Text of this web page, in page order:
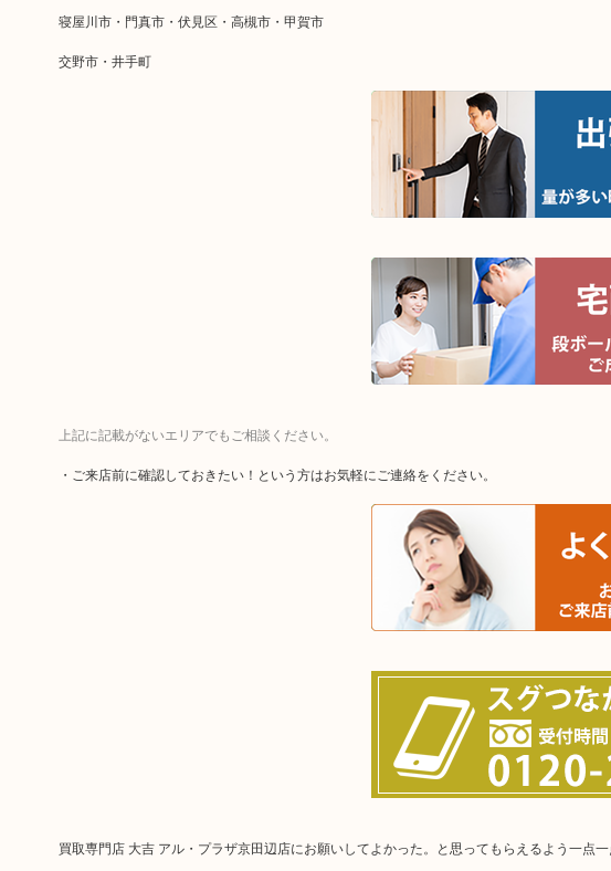
寝屋川市・門真市・伏見区・高槻市・甲賀市
交野市・井手町
上記に記載がないエリアでもご相談ください。
・ご来店前に確認しておきたい！という方はお気軽にご連絡をください。
買取専門店 大吉 アル・プラザ京田辺店にお願いしてよかった。と思ってもらえるよう一点一